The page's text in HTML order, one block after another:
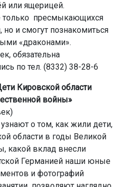
или ящерицей.
только пресмыкающихся
но и смогут познакомиться
«драконами».
обязательна
по тел. (8332) 38-28-6
Кировской области
войны»
о том, как жили дети,
области в годы Великой
какой вклад внесли
Германией наши юные
и фотографий